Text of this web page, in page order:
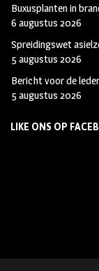
Buxusplanten in
6 augustus 2026
Spreidingswet
5 augustus 2026
Bericht voor de
5 augustus 2026
LIKE ONS OP